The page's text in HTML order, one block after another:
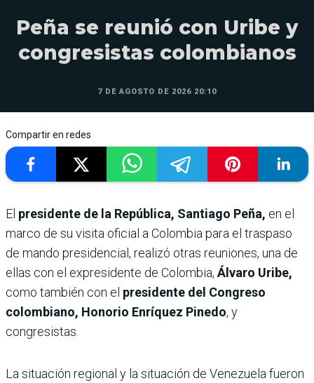
Peña se reunió con Uribe y
congresistas colombianos
7 DE AGOSTO DE 2026 20:10
Compartir en redes
El presidente de la República, Santiago Peña, en el
marco de su visita oficial a Colombia para el traspaso
de mando presidencial, realizó otras reuniones, una de
ellas con el expresidente de Colombia, Álvaro Uribe,
como también con el presidente del Congreso
colombiano, Honorio Enríquez Pinedo, y
congresistas.
La situación regional y la situación de Venezuela fueron